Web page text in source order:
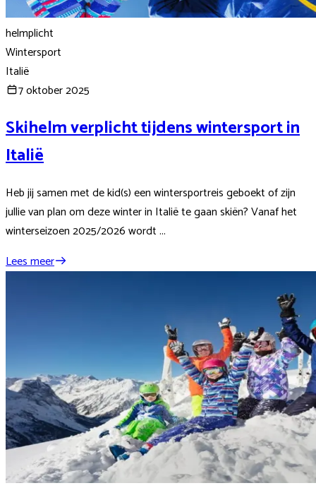
helmplicht
Wintersport
Italië
7 oktober 2025
Skihelm verplicht tijdens wintersport in
Italië
Heb jij samen met de kid(s) een wintersportreis geboekt of zijn
jullie van plan om deze winter in Italië te gaan skiën? Vanaf het
winterseizoen 2025/2026 wordt ...
Lees meer